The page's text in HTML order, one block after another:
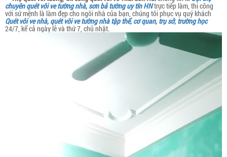
chuyên quét vôi ve tường nhà, sơn bả tường uy tín HNtrực tiếp làm, thi công
với sứ mệnh là làm đẹp cho ngôi nhà của bạn, chúng tôi phục vụ quý khách
Quét vôi ve nhà, quét vôi ve tường nhà tập thể, cơ quan, trụ sở, trường học
24/7, kể cả ngày lễ và thứ 7, chủ nhật.